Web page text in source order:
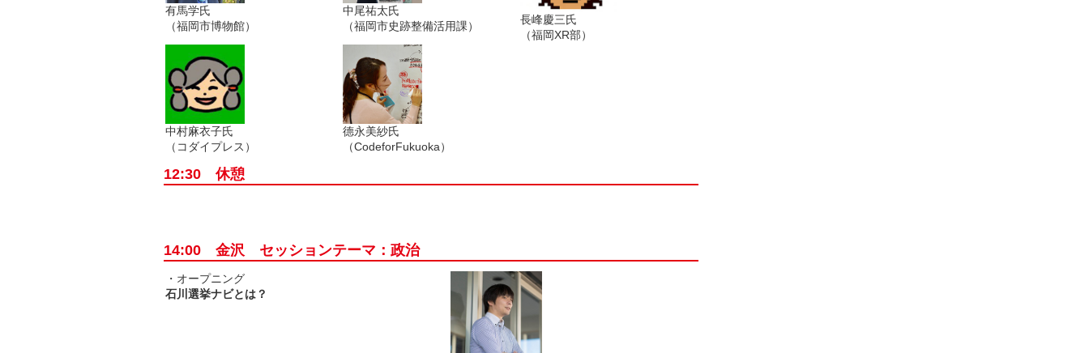
有馬学氏
（福岡市博物館）
中尾祐太氏
（福岡市史跡整備活用課）
長峰慶三氏
（福岡XR部）
中村麻衣子氏
（コダイプレス）
德永美紗氏
（CodeforFukuoka）
12:30 休憩
14:00 金沢 セッションテーマ：政治
・オープニング
石川選挙ナビとは？